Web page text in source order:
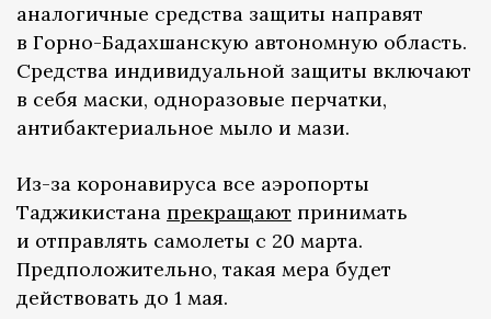
аналогичные средства защиты направят
в Горно-Бадахшанскую автономную область.
Средства индивидуальной защиты включают
в себя маски, одноразовые перчатки,
антибактериальное мыло и мази.
Из-за коронавируса все аэропорты
Таджикистана прекращают принимать
и отправлять самолеты с 20 марта.
Предположительно, такая мера будет
действовать до 1 мая.